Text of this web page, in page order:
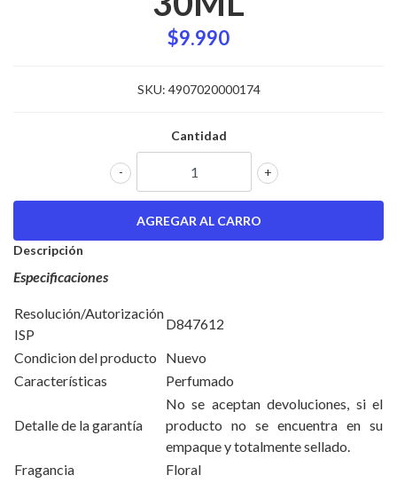
$9.990
SKU: 4907020000174
Cantidad
+
-
Descripción
Especificaciones
Resolución/Autorización
ISP
D847612
Condicion del producto
Nuevo
Características
Perfumado
Detalle de la garantía
No se aceptan devoluciones, si el
producto no se encuentra en su
empaque y totalmente sellado.
Fragancia
Floral